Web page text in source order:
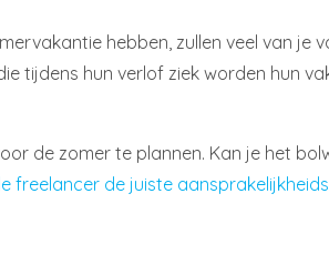
hebben, zullen veel van je
tijdens hun verlof ziek worden hun
de zomer te plannen. Kan je het
freelancer de juiste